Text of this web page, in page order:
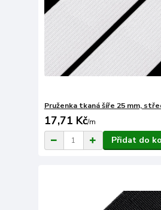
Pruženka tkaná šíře 25 mm,
17,71 Kč/m
Přidat do